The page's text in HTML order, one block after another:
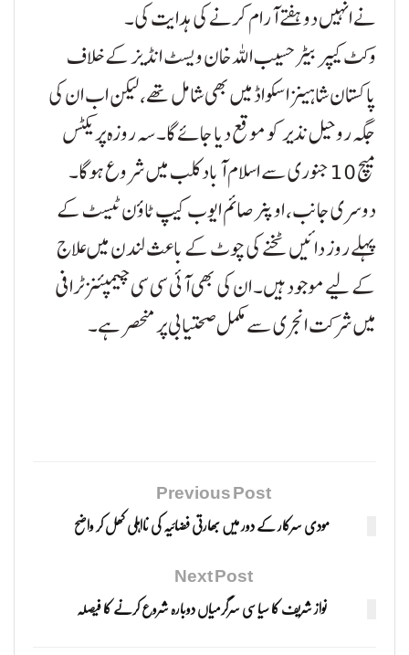
نے انہیں دو ہفتے آرام کرنے کی ہدایت کی۔
وکٹ کیپر بیٹر حسیب اللہ خان ویسٹ انڈیز کے خلاف
پاکستان شاہینز اسکواڈ میں بھی شامل تھے، لیکن اب ان کی
جگہ روحیل نذیر کو موقع دیا جائے گا۔ سہ روزہ پریکٹس
میچ 10 جنوری سے اسلام آباد کلب میں شروع ہوگا۔
دوسری جانب، اوپنر صائم ایوب کیپ ٹاؤن ٹیسٹ کے
پہلے روز دائیں ٹخنے کی چوٹ کے باعث لندن میں علاج
کے لیے موجود ہیں۔ ان کی بھی آئی سی سی چیمپئنز ٹرافی
میں شرکت انجری سے مکمل صحتیابی پر منحصر ہے۔
Previous Post
مودی سرکار کے دور میں بھارتی فضائیہ کی نااہلی کھل کر واضح
Next Post
نواز شریف کا سیاسی سرگرمیاں دوبارہ شروع کرنے کا فیصلہ